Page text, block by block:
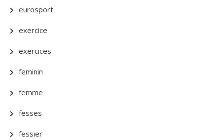
eurosport
exercice
exercices
feminin
femme
fesses
fessier